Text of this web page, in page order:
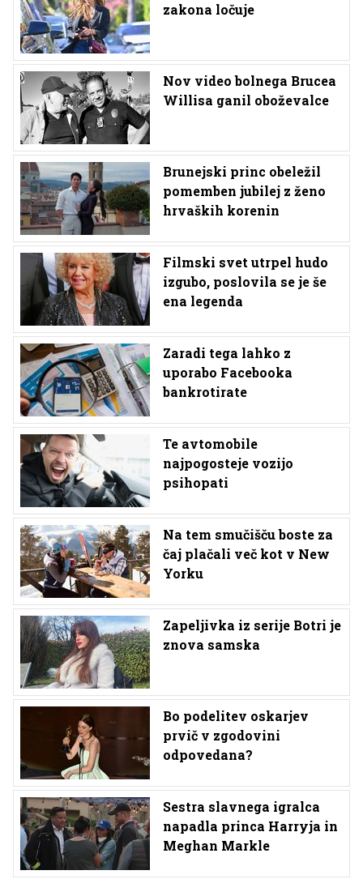
zakona ločuje
Nov video bolnega Brucea
Willisa ganil oboževalce
Brunejski princ obeležil
pomemben jubilej z ženo
hrvaških korenin
Filmski svet utrpel hudo
izgubo, poslovila se je še
ena legenda
Zaradi tega lahko z
uporabo Facebooka
bankrotirate
Te avtomobile
najpogosteje vozijo
psihopati
Na tem smučišču boste za
čaj plačali več kot v New
Yorku
Zapeljivka iz serije Botri je
znova samska
Bo podelitev oskarjev
prvič v zgodovini
odpovedana?
Sestra slavnega igralca
napadla princa Harryja in
Meghan Markle